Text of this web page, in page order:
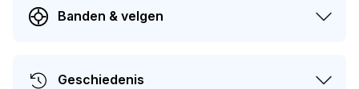
Banden & velgen
Geschiedenis